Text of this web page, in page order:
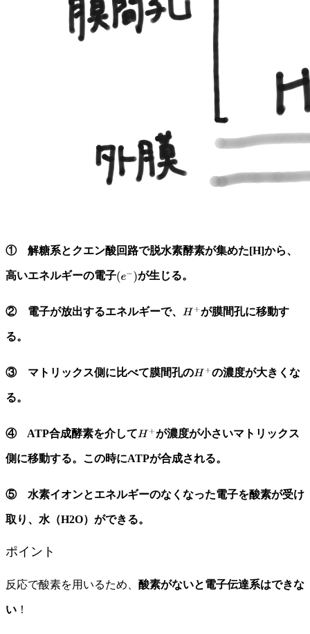
① 解糖系とクエン酸回路で脱水素酵素が集めた[H]から、
高いエネルギーの電子 が生じる。
② 電子が放出するエネルギーで、 が膜間孔に移動す
る。
③ マトリックス側に比べて膜間孔の の濃度が大きくな
る。
④ ATP合成酵素を介して が濃度が小さいマトリックス
側に移動する。この時にATPが合成される。
⑤ 水素イオンとエネルギーのなくなった電子を酸素が受け
取り、水（H2O）ができる。
ポイント
反応で酸素を用いるため、 酸素がないと電子伝達系はできな
い ！